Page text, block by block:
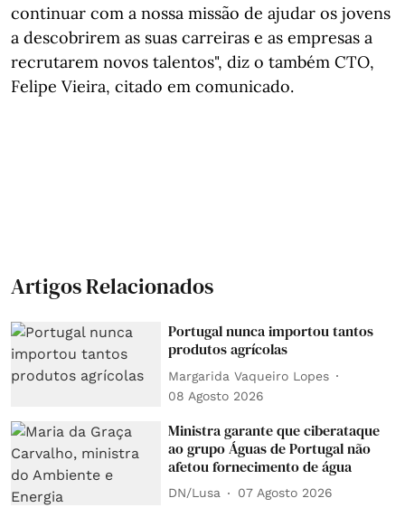
continuar com a nossa missão de ajudar os jovens
a descobrirem as suas carreiras e as empresas a
recrutarem novos talentos", diz o também CTO,
Felipe Vieira, citado em comunicado.
Artigos Relacionados
Portugal nunca importou tantos
produtos agrícolas
Margarida Vaqueiro Lopes
08 Agosto 2026
Ministra garante que ciberataque
ao grupo Águas de Portugal não
afetou fornecimento de água
DN/Lusa 07 Agosto 2026